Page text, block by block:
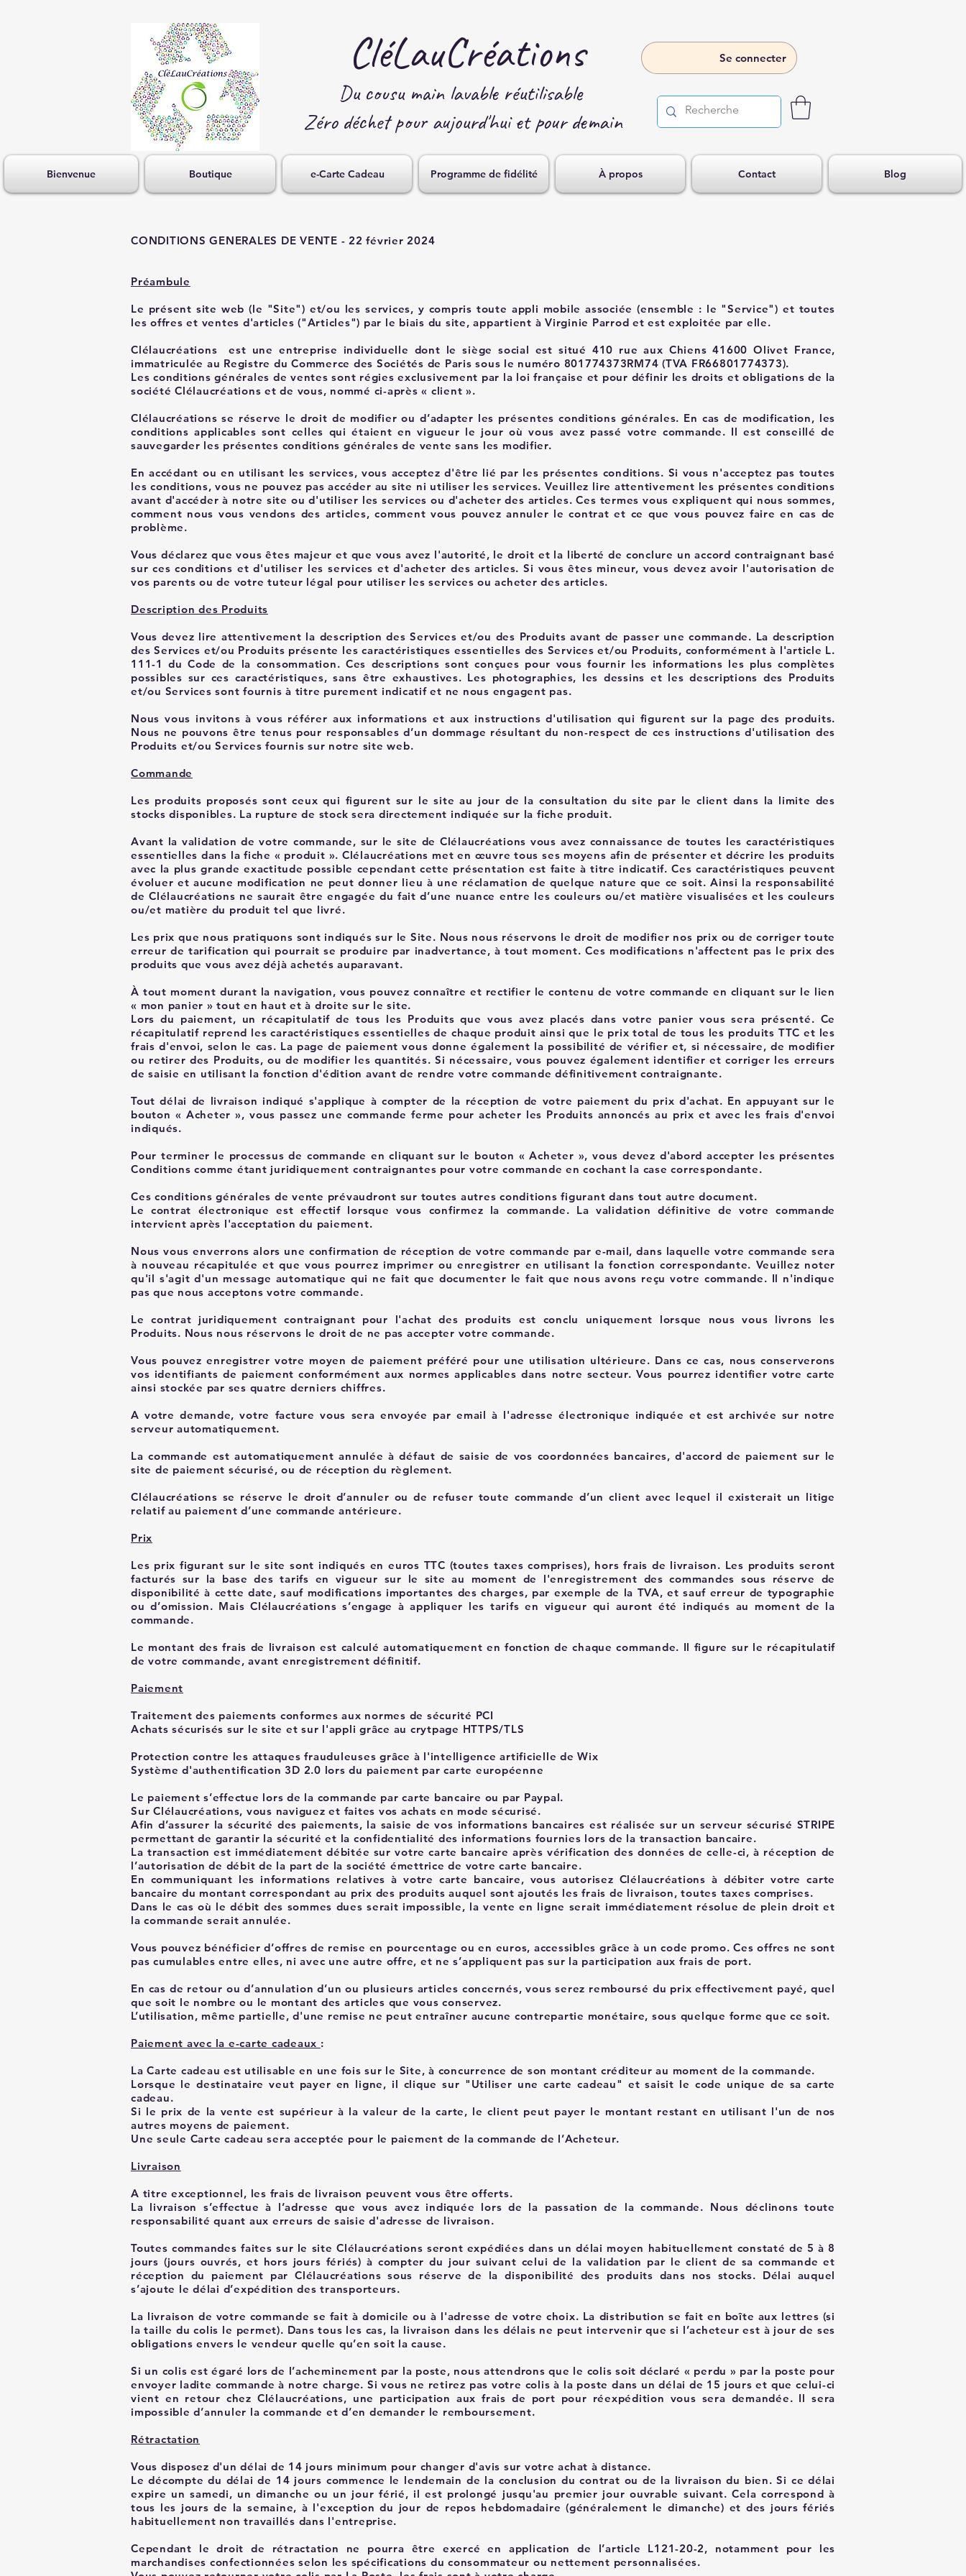
CléLauCréations
Du cousu main lavable réutilisable
Zéro déchet pour aujourd'hui et pour demain
Se connecter
Bienvenue Boutique e-Carte Cadeau Programme de fidélité À propos Contact Blog
CONDITIONS GENERALES DE VENTE - 22 février 2024
Préambule
Le présent site web (le "Site") et/ou les services, y compris toute appli mobile associée (ensemble : le "Service") et toutes
les offres et ventes d'articles ("Articles") par le biais du site, appartient à Virginie Parrod et est exploitée par elle.
Clélaucréations est une entreprise individuelle dont le siège social est situé 410 rue aux Chiens 41600 Olivet France,
immatriculée au Registre du Commerce des Sociétés de Paris sous le numéro 801774373RM74 (TVA FR66801774373).
Les conditions générales de ventes sont régies exclusivement par la loi française et pour définir les droits et obligations de la
société Clélaucréations et de vous, nommé ci-après « client ».
Clélaucréations se réserve le droit de modifier ou d’adapter les présentes conditions générales. En cas de modification, les
conditions applicables sont celles qui étaient en vigueur le jour où vous avez passé votre commande. Il est conseillé de
sauvegarder les présentes conditions générales de vente sans les modifier.
En accédant ou en utilisant les services, vous acceptez d'être lié par les présentes conditions. Si vous n'acceptez pas toutes
les conditions, vous ne pouvez pas accéder au site ni utiliser les services. Veuillez lire attentivement les présentes conditions
avant d'accéder à notre site ou d'utiliser les services ou d'acheter des articles. Ces termes vous expliquent qui nous sommes,
comment nous vous vendons des articles, comment vous pouvez annuler le contrat et ce que vous pouvez faire en cas de
problème.
Vous déclarez que vous êtes majeur et que vous avez l'autorité, le droit et la liberté de conclure un accord contraignant basé
sur ces conditions et d'utiliser les services et d'acheter des articles. Si vous êtes mineur, vous devez avoir l'autorisation de
vos parents ou de votre tuteur légal pour utiliser les services ou acheter des articles.
Description des Produits
Vous devez lire attentivement la description des Services et/ou des Produits avant de passer une commande. La description
des Services et/ou Produits présente les caractéristiques essentielles des Services et/ou Produits, conformément à l'article L.
111-1 du Code de la consommation. Ces descriptions sont conçues pour vous fournir les informations les plus complètes
possibles sur ces caractéristiques, sans être exhaustives. Les photographies, les dessins et les descriptions des Produits
et/ou Services sont fournis à titre purement indicatif et ne nous engagent pas.
Nous vous invitons à vous référer aux informations et aux instructions d'utilisation qui figurent sur la page des produits.
Nous ne pouvons être tenus pour responsables d’un dommage résultant du non-respect de ces instructions d'utilisation des
Produits et/ou Services fournis sur notre site web.
Commande
Les produits proposés sont ceux qui figurent sur le site au jour de la consultation du site par le client dans la limite des
stocks disponibles. La rupture de stock sera directement indiquée sur la fiche produit.
Avant la validation de votre commande, sur le site de Clélaucréations vous avez connaissance de toutes les caractéristiques
essentielles dans la fiche « produit ». Clélaucréations met en œuvre tous ses moyens afin de présenter et décrire les produits
avec la plus grande exactitude possible cependant cette présentation est faite à titre indicatif. Ces caractéristiques peuvent
évoluer et aucune modification ne peut donner lieu à une réclamation de quelque nature que ce soit. Ainsi la responsabilité
de Clélaucréations ne saurait être engagée du fait d’une nuance entre les couleurs ou/et matière visualisées et les couleurs
ou/et matière du produit tel que livré.
Les prix que nous pratiquons sont indiqués sur le Site. Nous nous réservons le droit de modifier nos prix ou de corriger toute
erreur de tarification qui pourrait se produire par inadvertance, à tout moment. Ces modifications n'affectent pas le prix des
produits que vous avez déjà achetés auparavant.
À tout moment durant la navigation, vous pouvez connaître et rectifier le contenu de votre commande en cliquant sur le lien
« mon panier » tout en haut et à droite sur le site.
Lors du paiement, un récapitulatif de tous les Produits que vous avez placés dans votre panier vous sera présenté. Ce
récapitulatif reprend les caractéristiques essentielles de chaque produit ainsi que le prix total de tous les produits TTC et les
frais d'envoi, selon le cas. La page de paiement vous donne également la possibilité de vérifier et, si nécessaire, de modifier
ou retirer des Produits, ou de modifier les quantités. Si nécessaire, vous pouvez également identifier et corriger les erreurs
de saisie en utilisant la fonction d'édition avant de rendre votre commande définitivement contraignante.
Tout délai de livraison indiqué s'applique à compter de la réception de votre paiement du prix d'achat. En appuyant sur le
bouton « Acheter », vous passez une commande ferme pour acheter les Produits annoncés au prix et avec les frais d'envoi
indiqués.
Pour terminer le processus de commande en cliquant sur le bouton « Acheter », vous devez d'abord accepter les présentes
Conditions comme étant juridiquement contraignantes pour votre commande en cochant la case correspondante.
Ces conditions générales de vente prévaudront sur toutes autres conditions figurant dans tout autre document.
Le contrat électronique est effectif lorsque vous confirmez la commande. La validation définitive de votre commande
intervient après l'acceptation du paiement. ​
Nous vous enverrons alors une confirmation de réception de votre commande par e-mail, dans laquelle votre commande sera
à nouveau récapitulée et que vous pourrez imprimer ou enregistrer en utilisant la fonction correspondante. Veuillez noter
qu'il s'agit d'un message automatique qui ne fait que documenter le fait que nous avons reçu votre commande. Il n'indique
pas que nous acceptons votre commande.
Le contrat juridiquement contraignant pour l'achat des produits est conclu uniquement lorsque nous vous livrons les
Produits. Nous nous réservons le droit de ne pas accepter votre commande.
Vous pouvez enregistrer votre moyen de paiement préféré pour une utilisation ultérieure. Dans ce cas, nous conserverons
vos identifiants de paiement conformément aux normes applicables dans notre secteur. Vous pourrez identifier votre carte
ainsi stockée par ses quatre derniers chiffres.
A votre demande, votre facture vous sera envoyée par email à l'adresse électronique indiquée et est archivée sur notre
serveur automatiquement.
La commande est automatiquement annulée à défaut de saisie de vos coordonnées bancaires, d'accord de paiement sur le
site de paiement sécurisé, ou de réception du règlement.
Clélaucréations se réserve le droit d’annuler ou de refuser toute commande d’un client avec lequel il existerait un litige
relatif au paiement d’une commande antérieure.
Prix
Les prix figurant sur le site sont indiqués en euros TTC (toutes taxes comprises), hors frais de livraison. Les produits seront
facturés sur la base des tarifs en vigueur sur le site au moment de l'enregistrement des commandes sous réserve de
disponibilité à cette date, sauf modifications importantes des charges, par exemple de la TVA, et sauf erreur de typographie
ou d’omission. Mais Clélaucréations s’engage à appliquer les tarifs en vigueur qui auront été indiqués au moment de la
commande.
Le montant des frais de livraison est calculé automatiquement en fonction de chaque commande. Il figure sur le récapitulatif
de votre commande, avant enregistrement définitif.
Paiement
Traitement des paiements conformes aux normes de sécurité PCI
Achats sécurisés sur le site et sur l'appli grâce au crytpage HTTPS/TLS
Protection contre les attaques frauduleuses grâce à l'intelligence artificielle de Wix
Système d'authentification 3D 2.0 lors du paiement par carte européenne
Le paiement s’effectue lors de la commande par carte bancaire ou par Paypal.
Sur Clélaucréations, vous naviguez et faites vos achats en mode sécurisé.
Afin d’assurer la sécurité des paiements, la saisie de vos informations bancaires est réalisée sur un serveur sécurisé STRIPE
permettant de garantir la sécurité et la confidentialité des informations fournies lors de la transaction bancaire.
La transaction est immédiatement débitée sur votre carte bancaire après vérification des données de celle-ci, à réception de
l’autorisation de débit de la part de la société émettrice de votre carte bancaire.
En communiquant les informations relatives à votre carte bancaire, vous autorisez Clélaucréations à débiter votre carte
bancaire du montant correspondant au prix des produits auquel sont ajoutés les frais de livraison, toutes taxes comprises.
Dans le cas où le débit des sommes dues serait impossible, la vente en ligne serait immédiatement résolue de plein droit et
la commande serait annulée.
Vous pouvez bénéficier d’offres de remise en pourcentage ou en euros, accessibles grâce à un code promo. Ces offres ne sont
pas cumulables entre elles, ni avec une autre offre, et ne s’appliquent pas sur la participation aux frais de port.
En cas de retour ou d’annulation d’un ou plusieurs articles concernés, vous serez remboursé du prix effectivement payé, quel
que soit le nombre ou le montant des articles que vous conservez.
L’utilisation, même partielle, d'une remise ne peut entraîner aucune contrepartie monétaire, sous quelque forme que ce soit.
Paiement avec la e-carte cadeaux :
La Carte cadeau est utilisable en une fois sur le Site, à concurrence de son montant créditeur au moment de la commande.
Lorsque le destinataire veut payer en ligne, il clique sur "Utiliser une carte cadeau" et saisit le code unique de sa carte
cadeau.
Si le prix de la vente est supérieur à la valeur de la carte, le client peut payer le montant restant en utilisant l'un de nos
autres moyens de paiement.
Une seule Carte cadeau sera acceptée pour le paiement de la commande de l’Acheteur.
Livraison
A titre exceptionnel, les frais de livraison peuvent vous être offerts.
La livraison s’effectue à l’adresse que vous avez indiquée lors de la passation de la commande. Nous déclinons toute
responsabilité quant aux erreurs de saisie d'adresse de livraison.
Toutes commandes faites sur le site Clélaucréations seront expédiées dans un délai moyen habituellement constaté de 5 à 8
jours (jours ouvrés, et hors jours fériés) à compter du jour suivant celui de la validation par le client de sa commande et
réception du paiement par Clélaucréations sous réserve de la disponibilité des produits dans nos stocks. Délai auquel
s’ajoute le délai d’expédition des transporteurs.
La livraison de votre commande se fait à domicile ou à l'adresse de votre choix. La distribution se fait en boîte aux lettres (si
la taille du colis le permet). Dans tous les cas, la livraison dans les délais ne peut intervenir que si l’acheteur est à jour de ses
obligations envers le vendeur quelle qu’en soit la cause.
Si un colis est égaré lors de l’acheminement par la poste, nous attendrons que le colis soit déclaré « perdu » par la poste pour
envoyer ladite commande à notre charge. Si vous ne retirez pas votre colis à la poste dans un délai de 15 jours et que celui-ci
vient en retour chez Clélaucréations, une participation aux frais de port pour réexpédition vous sera demandée. Il sera
impossible d’annuler la commande et d’en demander le remboursement.
Rétractation
Vous disposez d'un délai de 14 jours minimum pour changer d'avis sur votre achat à distance.
Le décompte du délai de 14 jours commence le lendemain de la conclusion du contrat ou de la livraison du bien. Si ce délai
expire un samedi, un dimanche ou un jour férié, il est prolongé jusqu'au premier jour ouvrable suivant. Cela correspond à
tous les jours de la semaine, à l'exception du jour de repos hebdomadaire (généralement le dimanche) et des jours fériés
habituellement non travaillés dans l'entreprise.
Cependant le droit de rétractation ne pourra être exercé en application de l’article L121-20-2, notamment pour les
marchandises confectionnées selon les spécifications du consommateur ou nettement personnalisées.